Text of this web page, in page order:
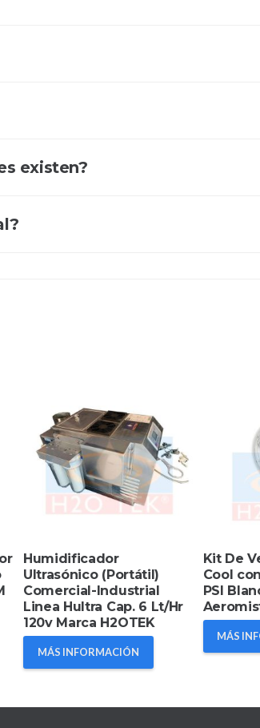
existen?
Humidificador
Ultrasónico (Portátil)
Comercial-Industrial
Linea Hultra Cap. 6 Lt/Hr
120v Marca H2OTEK
MÁS INFORMACIÓN
Kit De
Cool
PSI
MÁS